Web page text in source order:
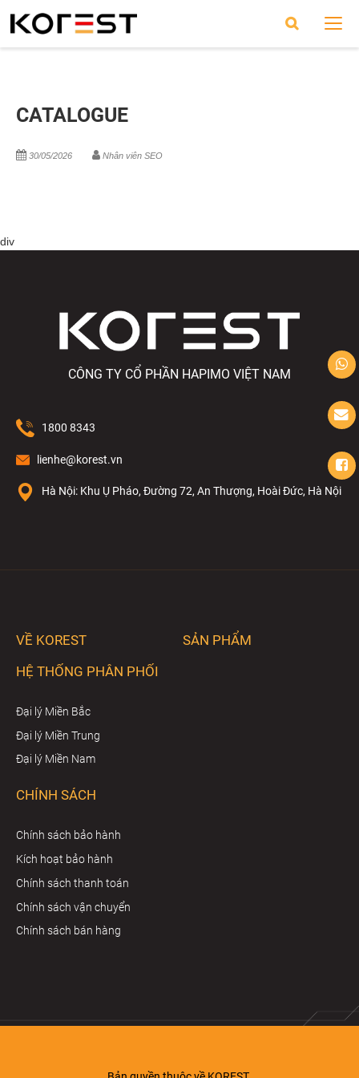
CATALOGUE
30/05/2026 Nhân viên SEO
div
CÔNG TY CỔ PHẦN HAPIMO VIỆT NAM
1800 8343
lienhe@korest.vn
Hà Nội: Khu Ụ Pháo, Đường 72, An Thượng, Hoài Đức, Hà Nội
VỀ KOREST
SẢN PHẨM
HỆ THỐNG PHÂN PHỐI
Đại lý Miền Bắc
Đại lý Miền Trung
Đại lý Miền Nam
CHÍNH SÁCH
Chính sách bảo hành
Kích hoạt bảo hành
Chính sách thanh toán
Chính sách vận chuyển
Chính sách bán hàng